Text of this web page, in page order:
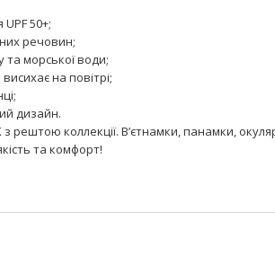
UPF 50+;
речовин;
та морської води;
на повітрі;
дизайн.
рештою коллекції. В’єтнамки, панамки,
та комфорт!